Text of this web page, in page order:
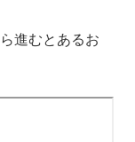
進むとあるお